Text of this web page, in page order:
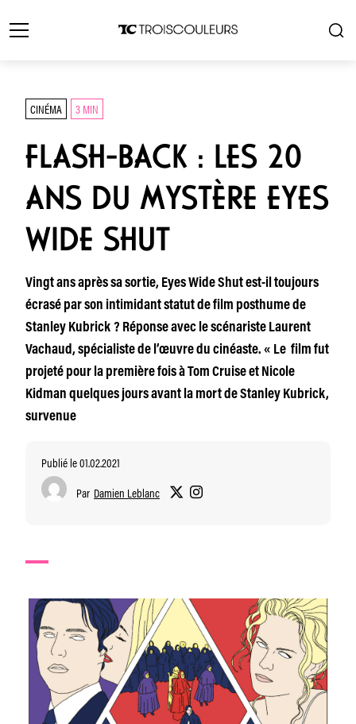
CINÉMA 3 MIN
FLASH-BACK : LES 20
ANS DU MYSTÈRE EYES
WIDE SHUT
Vingt ans après sa sortie, Eyes Wide Shut est-il toujours
écrasé par son intimidant statut de film posthume de
Stanley Kubrick ? Réponse avec le scénariste Laurent
Vachaud, spécialiste de l’œuvre du cinéaste. « Le film fut
projeté pour la première fois à Tom Cruise et Nicole
Kidman quelques jours avant la mort de Stanley Kubrick,
survenue
Publié le 01.02.2021
Par Damien Leblanc